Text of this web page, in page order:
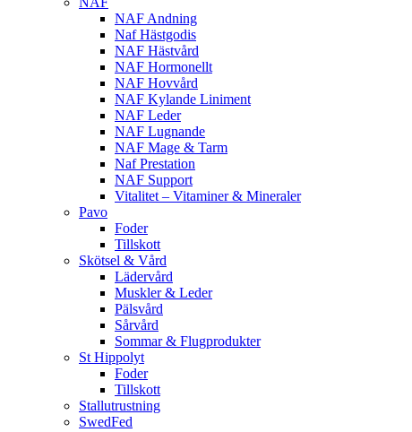
NAF Andning
Naf Hästgodis
NAF Hästvård
NAF Hormonellt
NAF Hovvård
NAF Kylande Liniment
NAF Leder
NAF Lugnande
NAF Mage & Tarm
Naf Prestation
NAF Support
Vitalitet – Vitaminer & Mineraler
Pavo
Foder
Tillskott
Skötsel & Vård
Lädervård
Muskler & Leder
Pälsvård
Sårvård
Sommar & Flugprodukter
St Hippolyt
Foder
Tillskott
Stallutrustning
SwedFed